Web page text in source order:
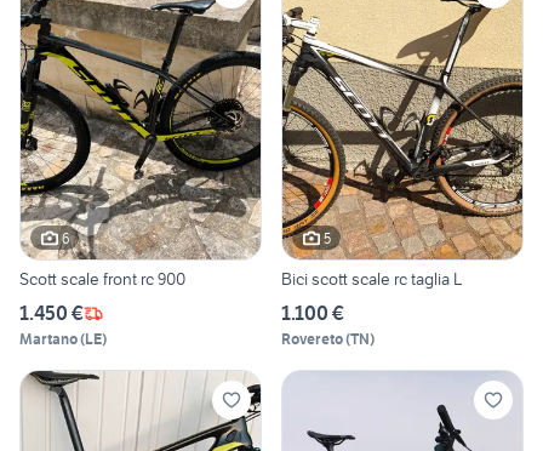
6
Scott scale front rc 900
1.450 €
Martano(LE)
5
Bici scott scale rc taglia L
1.100 €
Rovereto(TN)